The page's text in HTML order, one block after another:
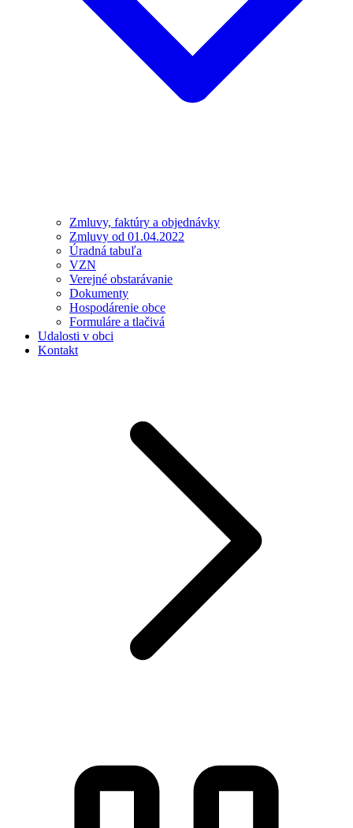
Zmluvy, faktúry a objednávky
Zmluvy od 01.04.2022
Úradná tabuľa
VZN
Verejné obstarávanie
Dokumenty
Hospodárenie obce
Formuláre a tlačivá
Udalosti v obci
Kontakt